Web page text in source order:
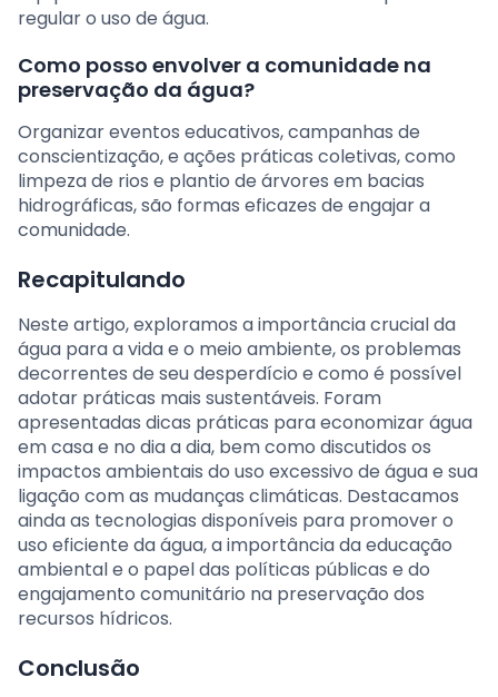
regular o uso de água.
Como posso envolver a comunidade na
preservação da água?
Organizar eventos educativos, campanhas de
conscientização, e ações práticas coletivas, como
limpeza de rios e plantio de árvores em bacias
hidrográficas, são formas eficazes de engajar a
comunidade.
Recapitulando
Neste artigo, exploramos a importância crucial da
água para a vida e o meio ambiente, os problemas
decorrentes de seu desperdício e como é possível
adotar práticas mais sustentáveis. Foram
apresentadas dicas práticas para economizar água
em casa e no dia a dia, bem como discutidos os
impactos ambientais do uso excessivo de água e sua
ligação com as mudanças climáticas. Destacamos
ainda as tecnologias disponíveis para promover o
uso eficiente da água, a importância da educação
ambiental e o papel das políticas públicas e do
engajamento comunitário na preservação dos
recursos hídricos.
Conclusão